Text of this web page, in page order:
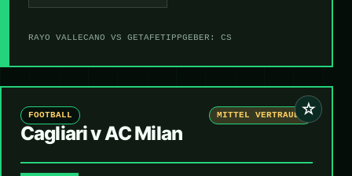
RAYO VALLECANO VS GETAFETIPPGEBER: CS
☆
FOOTBALL MITTEL VERTRAUEN
Cagliari v AC Milan